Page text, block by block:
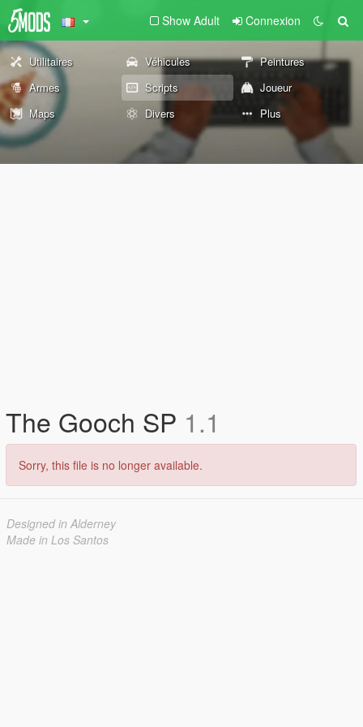
Show Adult Connexion
Utilitaires Véhicules
Peintures
Armes
Scripts
Joueur
Maps
Divers Plus
The Gooch SP 1.1
Sorry, this file is no longer available.
Designed in Alderney
Made in Los Santos